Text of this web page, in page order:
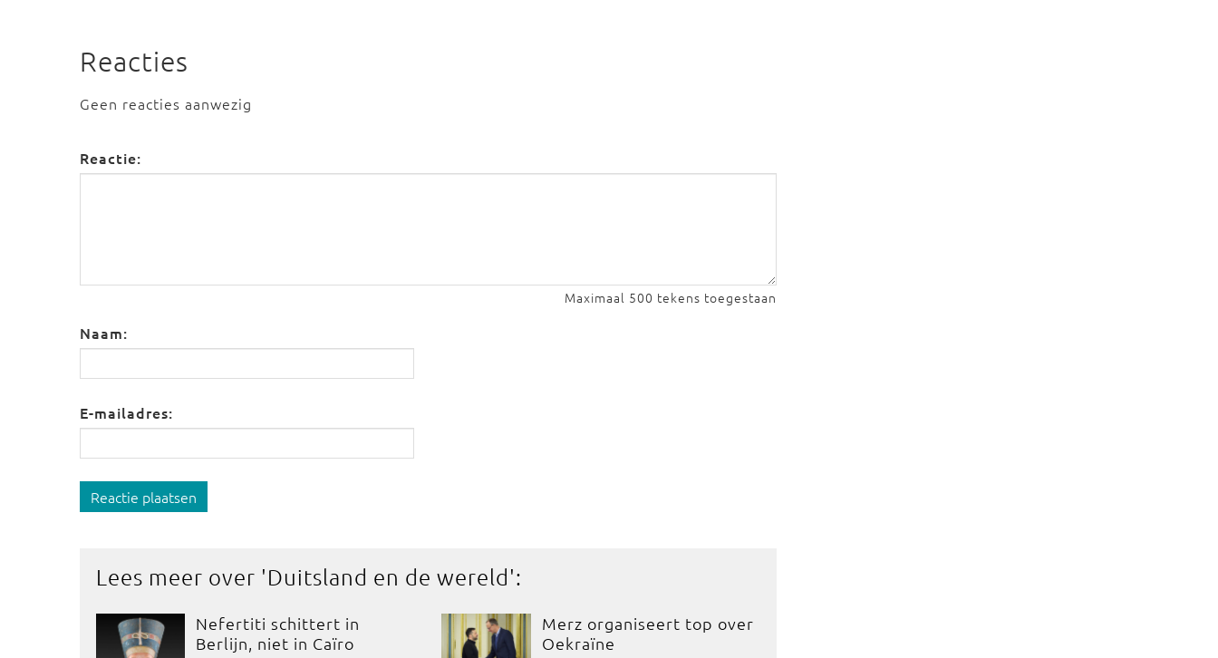
Reacties
Geen reacties aanwezig
Reactie:
Maximaal 500 tekens toegestaan
Naam:
E-mailadres:
Reactie plaatsen
Lees meer over 'Duitsland en de wereld':
Nefertiti schittert in
Berlijn, niet in Caïro
Merz organiseert top over
Oekraïne